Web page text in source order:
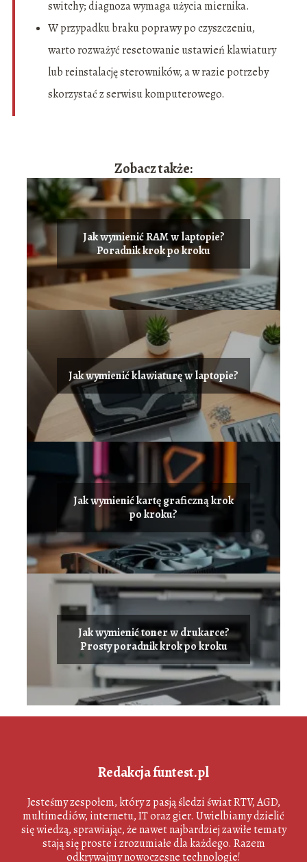
switchy; diagnoza wymaga użycia miernika.
W przypadku braku poprawy po czyszczeniu,
warto rozważyć resetowanie ustawień klawiatury
lub reinstalację sterowników, a w razie potrzeby
skorzystać z serwisu komputerowego.
Zobacz także:
Jak wymienić RAM w laptopie?
Poradnik krok po kroku
Jak wymienić klawiaturę w laptopie?
Jak wymienić kartę graficzną krok
po kroku?
Jak wymienić toner w drukarce?
Prosty poradnik krok po kroku
Redakcja funtest.pl
Jesteśmy zespołem, który z pasją śledzi świat RTV, AGD,
multimediów, internetu, IT oraz gier. Uwielbiamy dzielić
się wiedzą, sprawiając, że nawet najbardziej zawiłe tematy
stają się proste i zrozumiałe dla każdego. Razem
odkrywajmy nowoczesne technologie!